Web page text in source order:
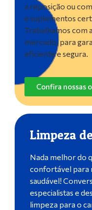
a reposição ou
e suplementos
Trabalhamos com
mercado, para
eficiente e segura.
Confira nossas
Limpeza
Nada melhor do
confortável para
saudável!
especialistas e
limpeza para o